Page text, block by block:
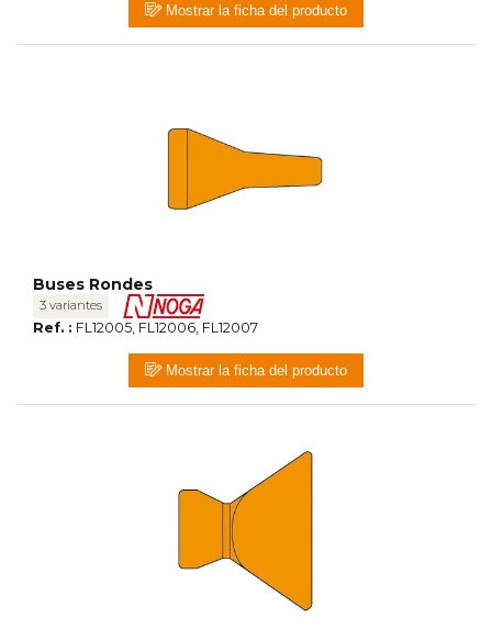
Mostrar la ficha del producto
Buses Rondes
3 variantes
Ref. : FL12005, FL12006, FL12007
Mostrar la ficha del producto